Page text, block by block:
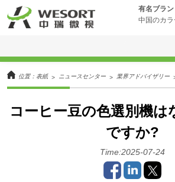
有名ブラン
中国のカ
位置： 表紙 > ニュースセンター > 業界アドバイザリー
コーヒー豆の色選別機は
ですか?
Time:2025-07-24